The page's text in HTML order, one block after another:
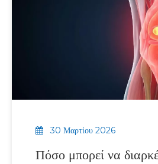
νεύρων, των αιμοφόρων
30 Μαρτίου 2026
Πόσο μπορεί να